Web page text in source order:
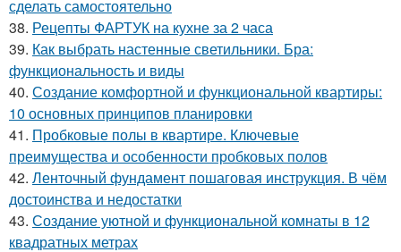
сделать самостоятельно
38. Рецепты ФАРТУК на кухне за 2 часа
39. Как выбрать настенные светильники. Бра:
функциональность и виды
40. Создание комфортной и функциональной квартиры:
10 основных принципов планировки
41. Пробковые полы в квартире. Ключевые
преимущества и особенности пробковых полов
42. Ленточный фундамент пошаговая инструкция. В чём
достоинства и недостатки
43. Создание уютной и функциональной комнаты в 12
квадратных метрах